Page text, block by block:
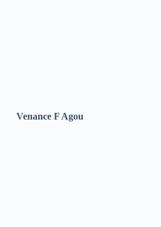
Venance F Agou